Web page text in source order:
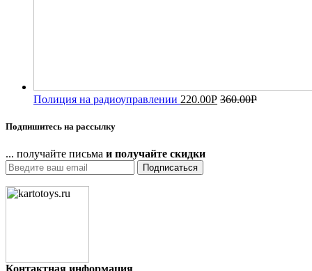
Полиция на радиоуправлении 220.00Р 360.00Р
Подпишитесь на рассылку
... получайте письма и получайте скидки
Подписаться
Контактная информация